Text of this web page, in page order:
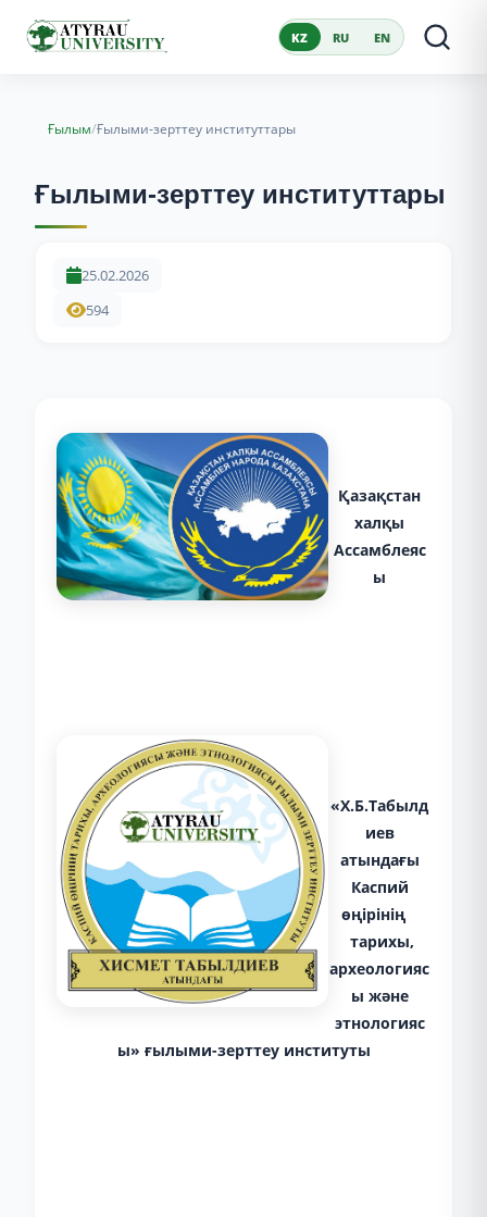
KZ RU EN
Ғылым/Ғылыми-зерттеу институттары
Ғылыми-зерттеу институттары
25.02.2026
594
Қазақстан
халқы
Ассамблеяс
ы
«Х.Б.Табылд
иев
атындағы
Каспий
өңірінің
тарихы,
археологияс
ы және
этнологияс
ы» ғылыми-зерттеу институты